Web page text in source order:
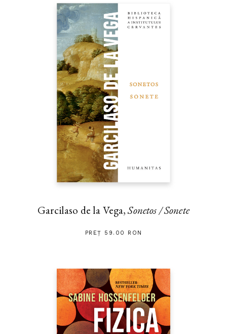
Garcilaso de la Vega,Sonetos / Sonete
PREȚ 59.00 RON